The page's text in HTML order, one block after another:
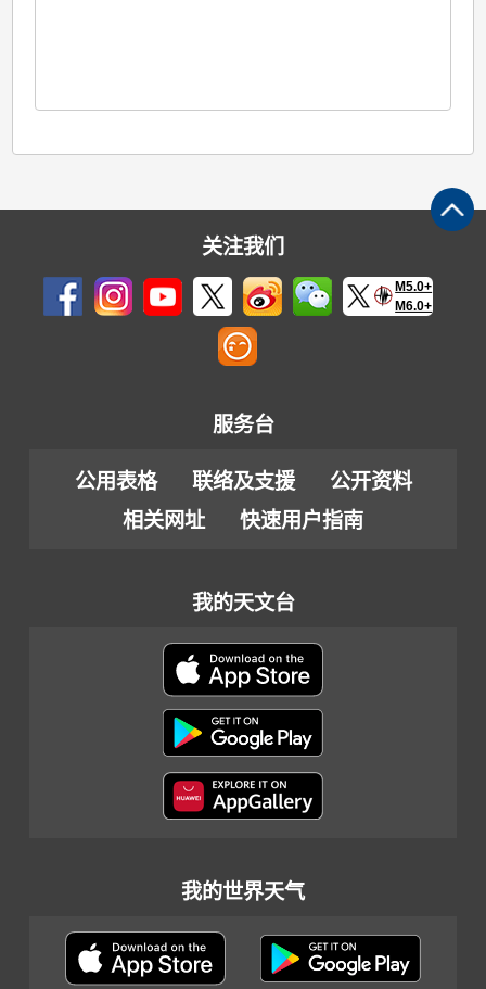
关注我们
M5.0+
M6.0+
服务台
公用表格 联络及支援
公开资料
相关网址
快速用户指南
我的天文台
我的世界天气